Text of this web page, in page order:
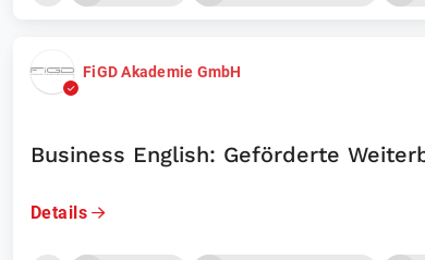
FiGD Akademie GmbH
Business English: Geförderte
Details